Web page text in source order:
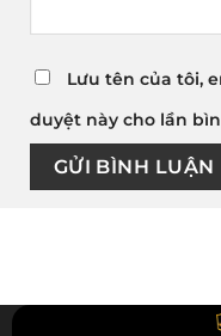
Lưu tên của tôi,
duyệt này cho lần